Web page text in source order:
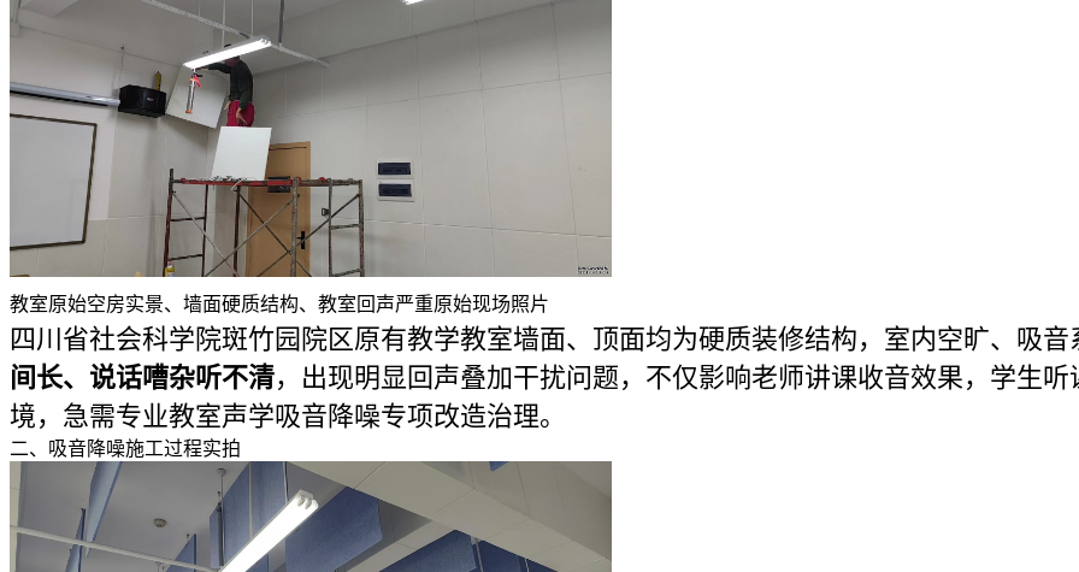
教室原始空房实景、墙面硬质结构、教室回声严重原始现场照片
四川省社会科学院斑竹园院区原有教学教室墙面、顶面均为硬质装修结构，室内空旷、吸
间长、说话嘈杂听不清，出现明显回声叠加干扰问题，不仅影响老师讲课收音效果，学生
境，急需专业教室声学吸音降噪专项改造治理。
二、吸音降噪施工过程实拍